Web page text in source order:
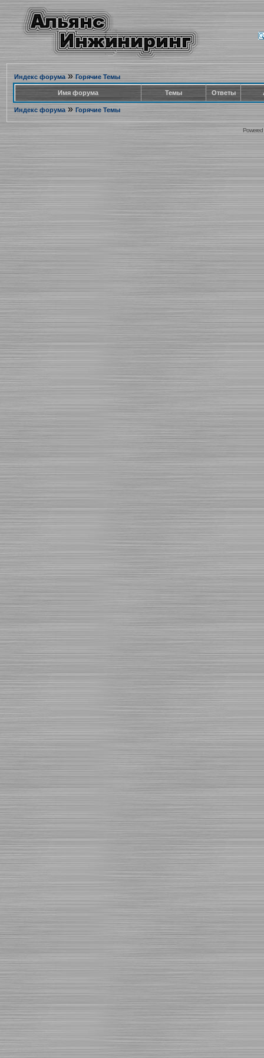
Индекс форума» Горячие Темы
Имя форума Темы Ответы
Индекс форума» Горячие Темы